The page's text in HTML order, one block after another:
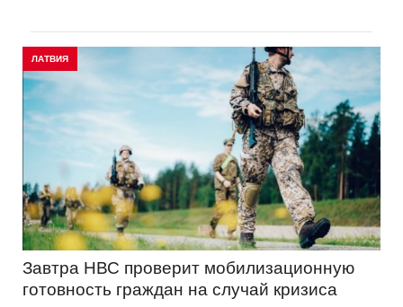
ЛАТВИЯ
Завтра НВС проверит мобилизационную
готовность граждан на случай кризиса